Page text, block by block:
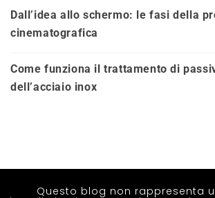
Dall’idea allo schermo: le fasi della
cinematografica
Come funziona il trattamento di
dell’acciaio inox
Questo blog non rappresenta